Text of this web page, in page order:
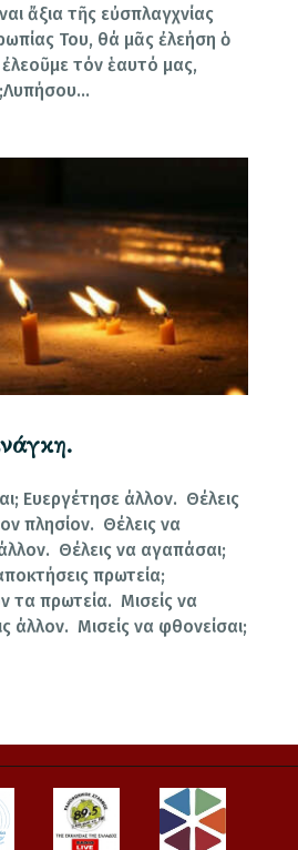
ἄξια τῆς εὐσπλαγχνίας
Του, θά μᾶς ἐλεήση ὁ
τόν ἑαυτό μας,
Ευεργέτησε άλλον. Θέλεις
πλησίον. Θέλεις να
Θέλεις να αγαπάσαι;
πρωτεία;
τα πρωτεία. Μισείς να
άλλον. Μισείς να φθονείσαι;